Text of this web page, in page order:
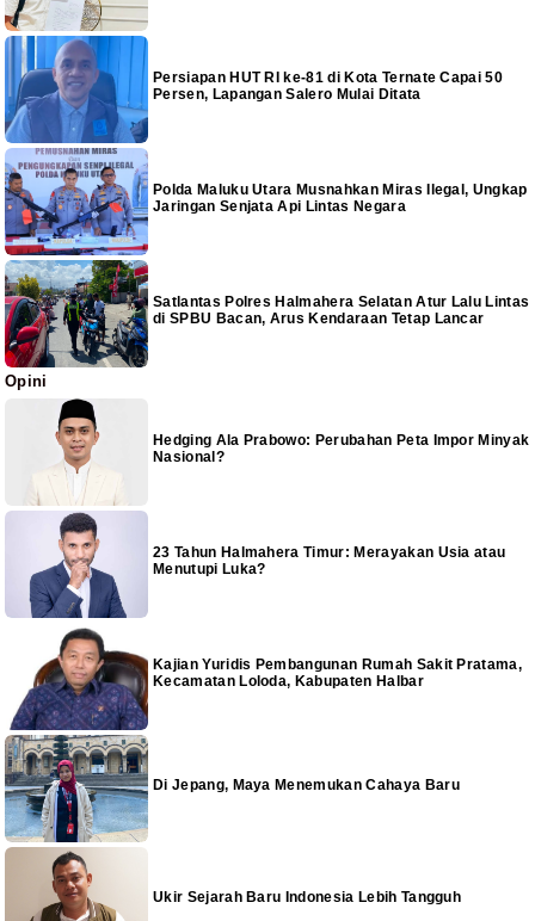
Persiapan HUT RI ke-81 di Kota Ternate Capai 50
Persen, Lapangan Salero Mulai Ditata
Polda Maluku Utara Musnahkan Miras Ilegal, Ungkap
Jaringan Senjata Api Lintas Negara
Satlantas Polres Halmahera Selatan Atur Lalu Lintas
di SPBU Bacan, Arus Kendaraan Tetap Lancar
Opini
Hedging Ala Prabowo: Perubahan Peta Impor Minyak
Nasional?
23 Tahun Halmahera Timur: Merayakan Usia atau
Menutupi Luka?
Kajian Yuridis Pembangunan Rumah Sakit Pratama,
Kecamatan Loloda, Kabupaten Halbar
Di Jepang, Maya Menemukan Cahaya Baru
Ukir Sejarah Baru Indonesia Lebih Tangguh